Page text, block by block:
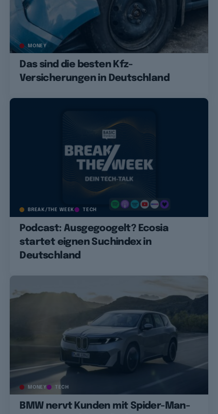
MONEY
Das sind die besten Kfz-
Versicherungen in Deutschland
BREAK/THE WEEK TECH
Podcast: Ausgegoogelt? Ecosia
startet eignen Suchindex in
Deutschland
MONEY TECH
BMW nervt Kunden mit Spider-Man-